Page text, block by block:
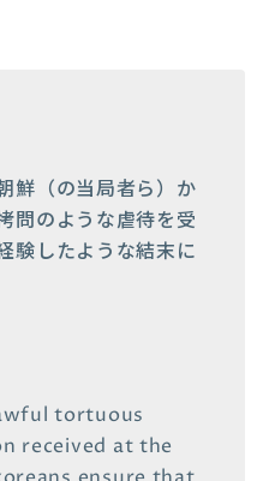
鮮（の当局者ら）か
問のような虐待を受
験したような結末に
tortuous
received at the